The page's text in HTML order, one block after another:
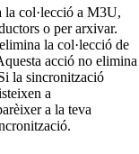
col·lecció a M3U,
o per arxivar.
la col·lecció de
acció no elimina
la sincronització
a
a la teva